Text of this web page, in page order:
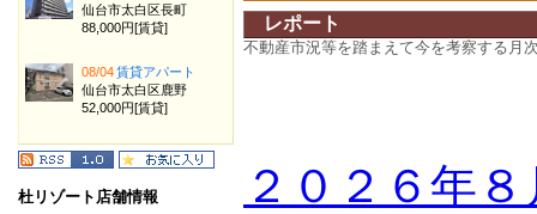
レポート
不動産市況等を踏まえて今を考察する月
２０２６年
仙台市太白区長町
88,000円[賃貸]
08/04賃貸アパート
仙台市太白区鹿野
52,000円[賃貸]
杜リゾート店舗情報